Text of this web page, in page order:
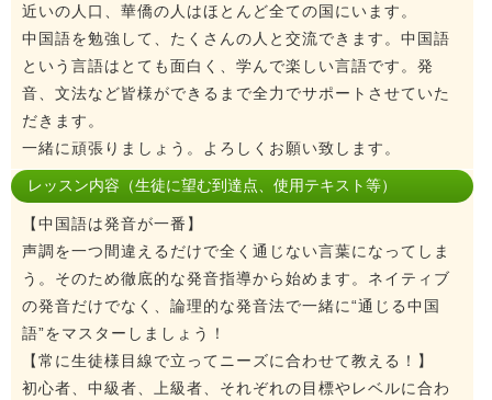
近いの人口、華僑の人はほとんど全ての国にいます。
中国語を勉強して、たくさんの人と交流できます。中国語
という言語はとても面白く、学んで楽しい言語です。発
音、文法など皆様ができるまで全力でサポートさせていた
だきます。
一緒に頑張りましょう。よろしくお願い致します。
レッスン内容（生徒に望む到達点、使用テキスト等）
【中国語は発音が一番】
声調を一つ間違えるだけで全く通じない言葉になってしま
う。そのため徹底的な発音指導から始めます。ネイティブ
の発音だけでなく、論理的な発音法で一緒に“通じる中国
語”をマスターしましょう！
【常に生徒様目線で立ってニーズに合わせて教える！】
初心者、中級者、上級者、それぞれの目標やレベルに合わ